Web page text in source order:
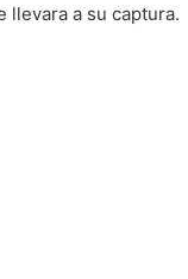
llevara a su captura.